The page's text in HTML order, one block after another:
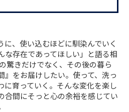
に、使い込むほどに馴染んでいく
な存在であってほしい」と語る相
驚きだけでなく、その後の暮ら
』をお届けしたい。使って、洗っ
に育っていく。そんな変化を楽し
合間にそっと心の余裕を感じてい